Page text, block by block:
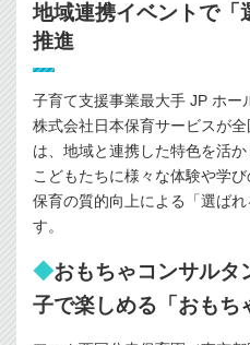
地域連携イベントで「
推進
子育て支援事業最大手 JP ホー
株式会社日本保育サービスが
は、地域と連携した特色を活か
こどもたちに様々な体験や学
保育の質的向上による「選ば
す。
◆おもちゃコンサルタ
子で楽しめる「おもち